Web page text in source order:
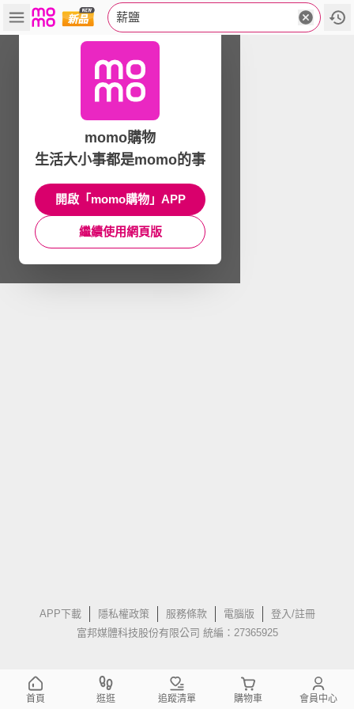
薪鹽
APP下載 隱私權政策 服務條款 電腦版
登入/註冊
富邦媒體科技股份有限公司 統編：27365925
momo購物
生活大小事都是momo的事
開啟「momo購物」APP
繼續使用網頁版
首頁 逛逛 追蹤清單 購物車 會員中心